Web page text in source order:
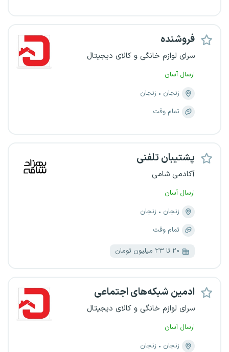
فروشنده
سرای لوازم خانگی و کالای دیجیتال
ارسال آسان
زنجان
زنجان
تمام وقت
پشتیبان تلفنی
آکادمی شامی
ارسال آسان
زنجان
زنجان
تمام وقت
۲۰ تا ۲۳ میلیون تومان
ادمین شبکه‌های اجتماعی
سرای لوازم خانگی و کالای دیجیتال
ارسال آسان
زنجان
زنجان